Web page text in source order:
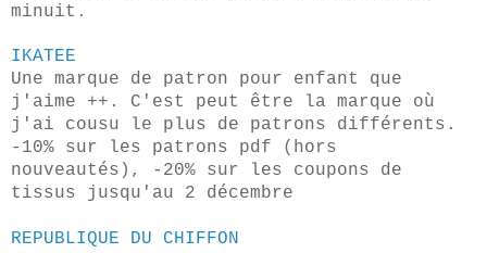
minuit.
IKATEE
Une marque de patron pour enfant que
j'aime ++. C'est peut être la marque où
j'ai cousu le plus de patrons différents.
-10% sur les patrons pdf (hors
nouveautés), -20% sur les coupons de
tissus jusqu'au 2 décembre
REPUBLIQUE DU CHIFFON